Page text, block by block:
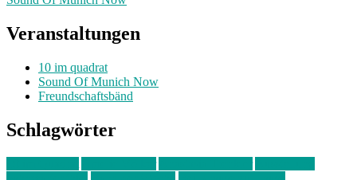
Veranstaltungen
10 im quadrat
Sound Of Munich Now
Freundschaftsbänd
Schlagwörter